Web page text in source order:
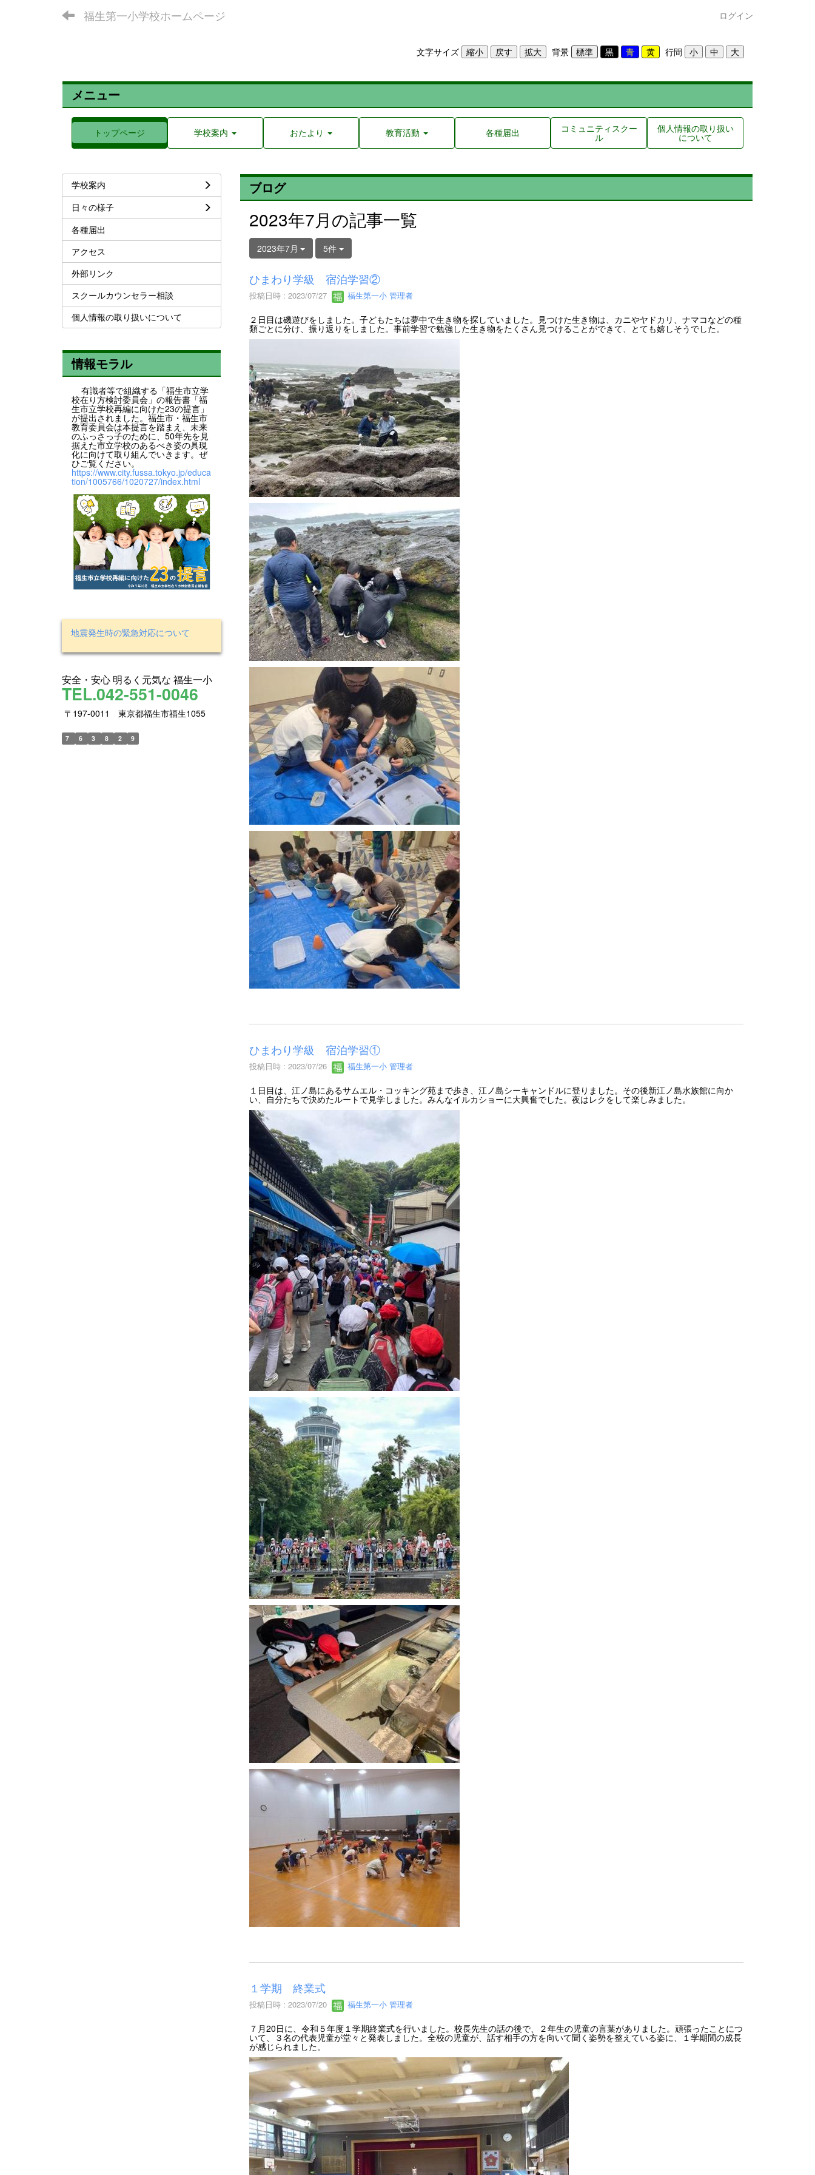
福生第一小学校ホームページ ログイン
文字サイズ 背景 行間
メニュー
トップページ 学校案内 おたより 教育活動 各種届出 コミュニティスクー
ル
個人情報の取り扱い
について
ブログ
2023年7月の記事一覧
2023年7月 5件
ひまわり学級 宿泊学習②
投稿日時 : 2023/07/27 福生第一小 管理者
２日目は磯遊びをしました。子どもたちは夢中で生き物を探していました。見つけた生き物は、カニやヤドカリ、ナマコなどの種
類ごとに分け、振り返りをしました。事前学習で勉強した生き物をたくさん見つけることができて、とても嬉しそうでした。
ひまわり学級 宿泊学習①
投稿日時 : 2023/07/26 福生第一小 管理者
１日目は、江ノ島にあるサムエル・コッキング苑まで歩き、江ノ島シーキャンドルに登りました。その後新江ノ島水族館に向か
い、自分たちで決めたルートで見学しました。みんなイルカショーに大興奮でした。夜はレクをして楽しみました。
１学期 終業式
投稿日時 : 2023/07/20 福生第一小 管理者
７月20日に、令和５年度１学期終業式を行いました。校長先生の話の後で、２年生の児童の言葉がありました。頑張ったことにつ
いて、３名の代表児童が堂々と発表しました。全校の児童が、話す相手の方を向いて聞く姿勢を整えている姿に、１学期間の成長
が感じられました。
学校案内
日々の様子
各種届出
アクセス
外部リンク
スクールカウンセラー相談
個人情報の取り扱いについて
情報モラル
有識者等で組織する「福生市立学
校在り方検討委員会」の報告書「福
生市立学校再編に向けた23の提言」
が提出されました。福生市・福生市
教育委員会は本提言を踏まえ、未来
のふっさっ子のために、50年先を見
据えた市立学校のあるべき姿の具現
化に向けて取り組んでいきます。ぜ
ひご覧ください。
https://www.city.fussa.tokyo.jp/educa
tion/1005766/1020727/index.html
地震発生時の緊急対応について
安全・安心 明るく元気な 福生一小
TEL.042-551-0046
〒197-0011 東京都福生市福生1055
7 6 3 8 2 9